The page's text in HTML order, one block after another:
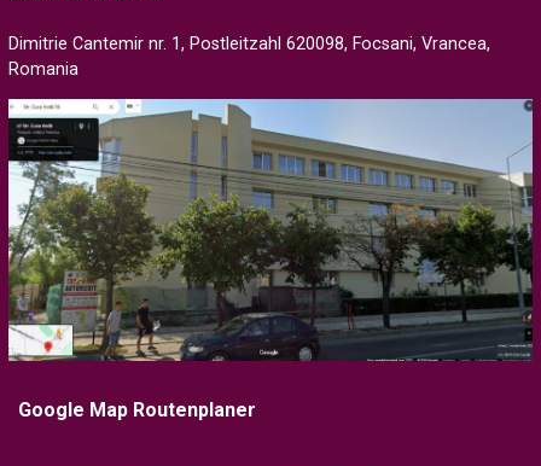
Dimitrie Cantemir nr. 1, Postleitzahl 620098, Focsani, Vrancea,
Romania
Google Map Routenplaner